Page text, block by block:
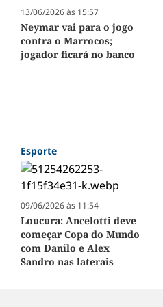
13/06/2026 às 15:57
Neymar vai para o jogo
contra o Marrocos;
jogador ficará no banco
Esporte
09/06/2026 às 11:54
Loucura: Ancelotti deve
começar Copa do Mundo
com Danilo e Alex
Sandro nas laterais